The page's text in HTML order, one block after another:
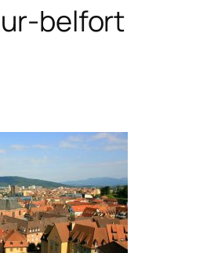
belfort